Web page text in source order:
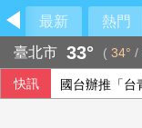
最新 熱門
臺北市 33° ( 34° /
快訊 國台辦推「